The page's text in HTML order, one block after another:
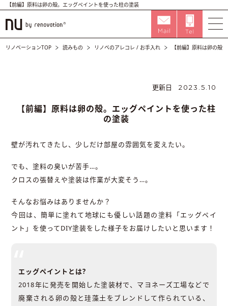
【前編】原料は卵の殻。エッグペイントを使った柱の塗装
リノベーションTOP 読みもの リノベのアレコレ / お手入れ 【前編】原料は卵の殻
更新日 2023.5.10
【前編】原料は卵の殻。エッグペイントを使った柱
の塗装
壁が汚れてきたし、少しだけ部屋の雰囲気を変えたい。
でも、塗料の臭いが苦手…。
クロスの張替えや塗装は作業が大変そう…。
そんなお悩みはありませんか？
今回は、簡単に塗れて地球にも優しい話題の塗料「エッグペイ
ント」を使ってDIY塗装をした様子をお届けしたいと思います！
エッグペイントとは?
2018年に発売を開始した塗装材で、マヨネーズ工場などで
廃棄される卵の殻と珪藻土をブレンドして作られている、